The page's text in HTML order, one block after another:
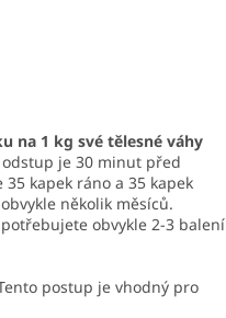
na 1 kg své tělesné váhy
je 30 minut před
kapek ráno a 35 kapek
několik měsíců.
obvykle 2-3 balení
postup je vhodný pro